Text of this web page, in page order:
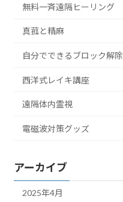
無料一斉遠隔ヒーリング
真菰と精麻
自分でできるブロック解除
西洋式レイキ講座
遠隔体内霊視
電磁波対策グッズ
アーカイブ
2025年4月